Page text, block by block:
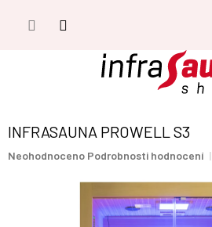
INFRASAUNA PROWELL S3
Průměrné
Neohodnoceno Podrobnosti hodnocení